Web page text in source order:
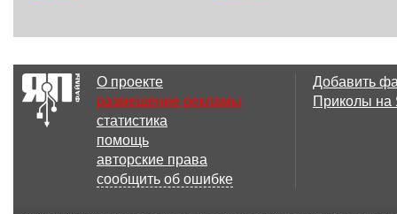
О проекте
размещение рекламы
статистика
помощь
авторские права
сообщить об ошибке
Добавить
Приколы